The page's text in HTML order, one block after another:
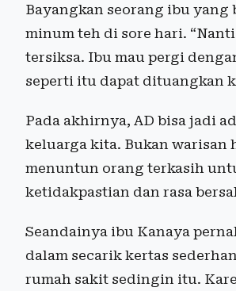
Bayangkan seorang ibu yang
minum teh di sore hari.
tersiksa. Ibu mau pergi
seperti itu dapat dituangkan
Pada akhirnya, AD bisa jadi
keluarga kita. Bukan warisan
menuntun orang terkasih
ketidakpastian dan rasa
Seandainya ibu Kanaya
dalam secarik kertas
rumah sakit sedingin itu.